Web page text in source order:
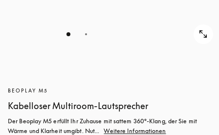
BEOPLAY M5
Kabelloser Multiroom-Lautsprecher
Der Beoplay M5 erfüllt Ihr Zuhause mit sattem 360°-Klang, der Sie mit
Wärme und Klarheit umgibt. Nut...
Weitere Informationen